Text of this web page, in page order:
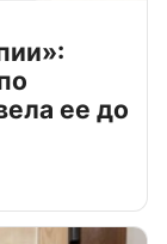
ее до